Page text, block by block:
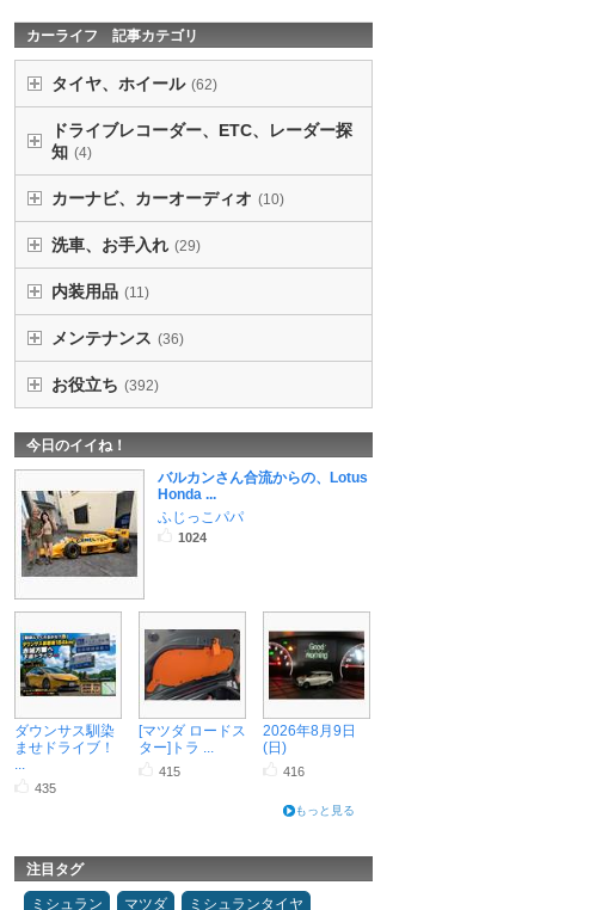
カーライフ 記事カテゴリ
タイヤ、ホイール (62)
ドライブレコーダー、ETC、レーダー探
知 (4)
カーナビ、カーオーディオ (10)
洗車、お手入れ (29)
内装用品 (11)
メンテナンス (36)
お役立ち (392)
今日のイイね！
バルカンさん合流からの、Lotus
Honda ...
ふじっこパパ
1024
ダウンサス馴染
ませドライブ！
...
435
[マツダ ロードス
ター]トラ ...
415
2026年8月9日
(日)
416
もっと見る
注目タグ
ミシュラン マツダ
ミシュランタイヤ